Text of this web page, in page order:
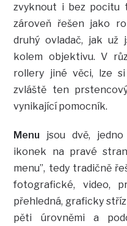
zvyknout i bez pocitu
zároveň řešen jako
druhý ovladač, jak už
kolem objektivu. V
rollery jiné věci, lze
zvláště ten
vynikající pomocník.
Menu jsou dvě,
ikonek na pravé
menu”, tedy tradičně
fotografické, video,
přehledná, graficky
pěti úrovněmi a